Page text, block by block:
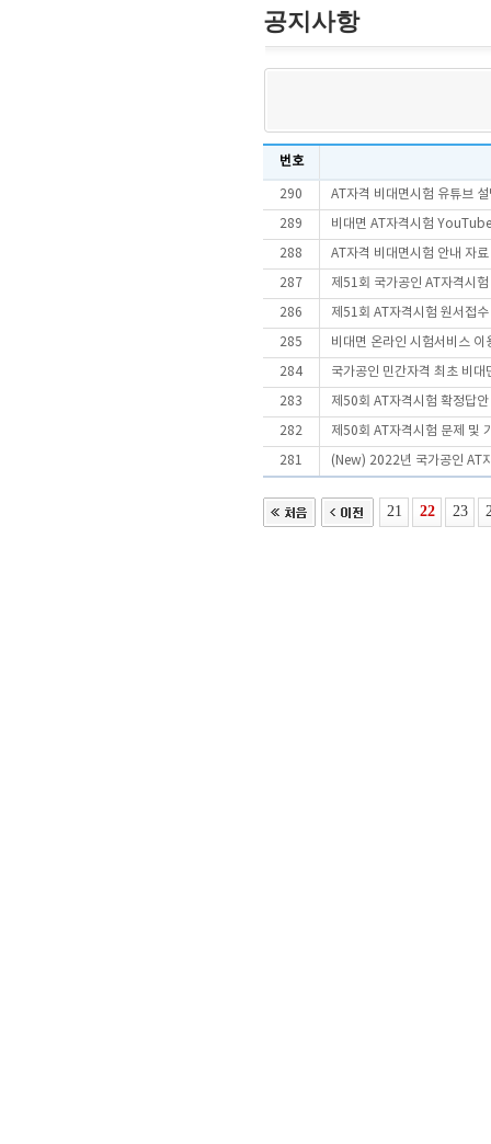
공지사항
번호
290 AT자격 비대면시험 유튜브
289 비대면 AT자격시험
288 AT자격 비대면시험 안내 자료
287 제51회 국가공인 AT자격시
286 제51회 AT자격시험 원서접
285 비대면 온라인 시험서비스 이
284 국가공인 민간자격 최초 비
283 제50회 AT자격시험 확정답
282 제50회 AT자격시험 문제 및
281 (New) 2022년 국가공인 AT
21 22 23